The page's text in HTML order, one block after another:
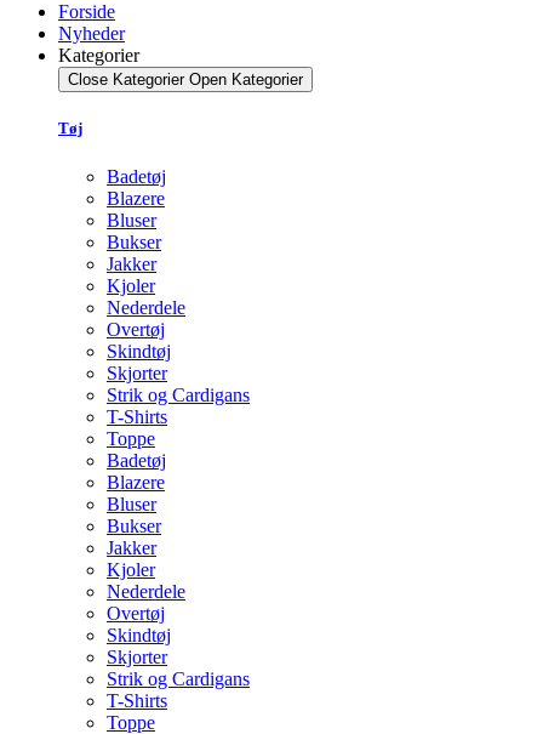
Forside
Nyheder
Kategorier
Close Kategorier Open Kategorier
Tøj
Badetøj
Blazere
Bluser
Bukser
Jakker
Kjoler
Nederdele
Overtøj
Skindtøj
Skjorter
Strik og Cardigans
T-Shirts
Toppe
Badetøj
Blazere
Bluser
Bukser
Jakker
Kjoler
Nederdele
Overtøj
Skindtøj
Skjorter
Strik og Cardigans
T-Shirts
Toppe